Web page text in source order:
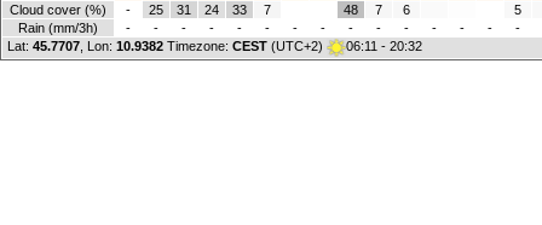
Cloud cover (%)
- 25 31 24 33 7 48 7 6
5
Rain (mm/3h)
- - - - - - - - - - - - - -
-
Lat: 45.7707, Lon: 10.9382 Timezone: CEST (UTC+2) 06:11 - 20:32